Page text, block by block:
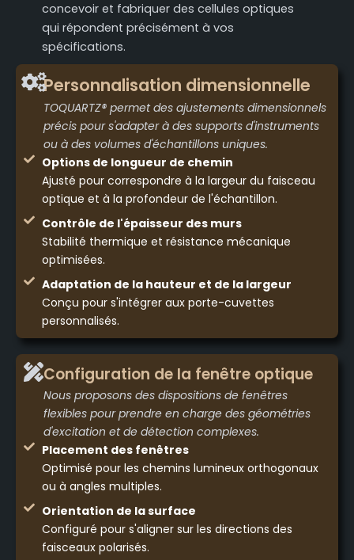
concevoir et fabriquer des cellules optiques
qui répondent précisément à vos
spécifications.
Personnalisation dimensionnelle
TOQUARTZ® permet des ajustements dimensionnels
précis pour s'adapter à des supports d'instruments
ou à des volumes d'échantillons uniques.
Options de longueur de chemin
Ajusté pour correspondre à la largeur du faisceau
optique et à la profondeur de l'échantillon.
Contrôle de l'épaisseur des murs
Stabilité thermique et résistance mécanique
optimisées.
Adaptation de la hauteur et de la largeur
Conçu pour s'intégrer aux porte-cuvettes
personnalisés.
Configuration de la fenêtre optique
Nous proposons des dispositions de fenêtres
flexibles pour prendre en charge des géométries
d'excitation et de détection complexes.
Placement des fenêtres
Optimisé pour les chemins lumineux orthogonaux
ou à angles multiples.
Orientation de la surface
Configuré pour s'aligner sur les directions des
faisceaux polarisés.